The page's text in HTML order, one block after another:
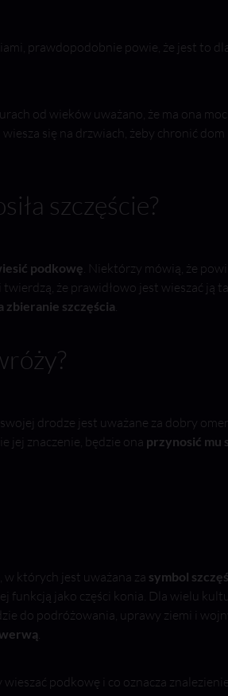
prawdopodobnie powie, że jest to
od wieków uważano, że ma ona
się na drzwiach, żeby chronić dom
szczęście?
podkowę. Niektórzy mówią, że
że prawidłowo jest wieszać ją
zbieranie szczęścia.
drodze jest uważane za dobry
jej znaczenie, będzie ona przynosić mu
których jest uważana za symbol
funkcją jako części konia. Dla wielu
do podróżowania, uprawy ziemi i
.
podkowę i co oznacza